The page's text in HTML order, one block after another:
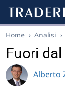
Home › Analisi ›
Fuori
Alberto